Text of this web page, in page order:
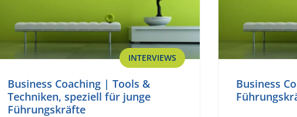
INTERVIEWS
Business Coaching | Tools &
Techniken, speziell für junge
Führungskräfte
Business